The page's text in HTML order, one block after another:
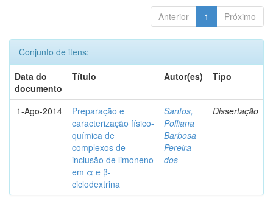
Anterior 1 Próximo
Conjunto de itens:
Data do
documento
Título Autor(es) Tipo
1-Ago-2014
Preparação e
caracterização físico-
química de
complexos de
inclusão de limoneno
em α e β-
ciclodextrina
Santos,
Polliana
Barbosa
Pereira
dos
Dissertação